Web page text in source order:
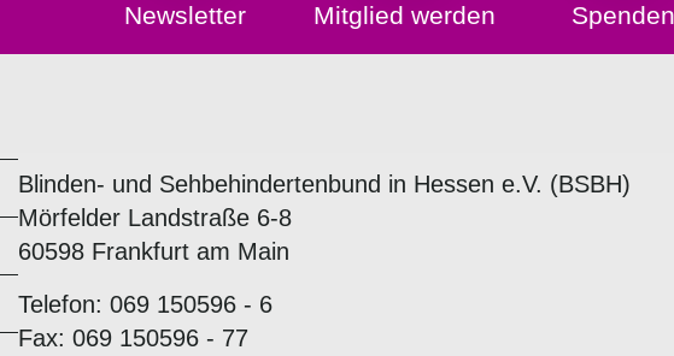
Newsletter Mitglied werden Spenden
Blinden- und Sehbehindertenbund in Hessen e.V. (BSBH)
Mörfelder Landstraße 6-8
60598 Frankfurt am Main
Telefon: 069 150596 - 6
Fax: 069 150596 - 77